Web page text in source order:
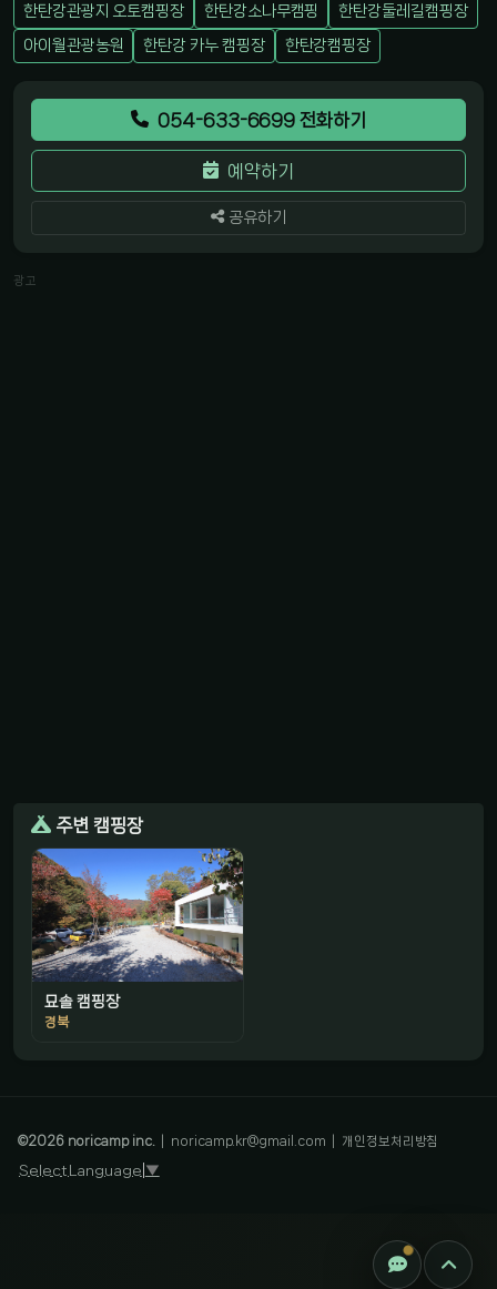
한탄강관광지 오토캠핑장
한탄강소나무캠핑
한탄강둘레길캠핑장
아이월관광농원
한탄강 카누 캠핑장 한탄강캠핑장
054-633-6699 전화하기
예약하기
공유하기
광고
주변 캠핑장
묘솔 캠핑장
경북
©2026noricamp inc. noricamp.kr@gmail.com 개인정보처리방침
Select Language ▼